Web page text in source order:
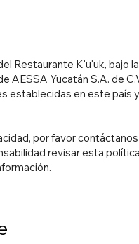
Restaurante K'u'uk, bajo
AESSA Yucatán S.A. de
establecidas en este país
por favor
revisar esta